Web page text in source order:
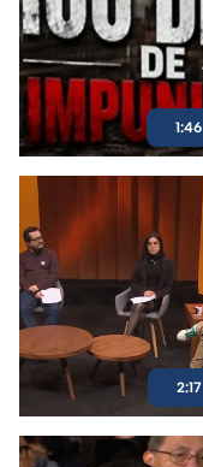
1:46
2:17